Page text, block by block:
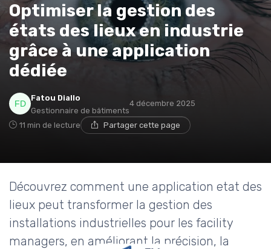
Optimiser la gestion des
états des lieux en industrie
grâce à une application
dédiée
Fatou Diallo
Gestionnaire de bâtiments
4 décembre 2025
11 min de lecture Partager cette page
Découvrez comment une application etat des
lieux peut transformer la gestion des
installations industrielles pour les facility
managers, en améliorant la précision, la